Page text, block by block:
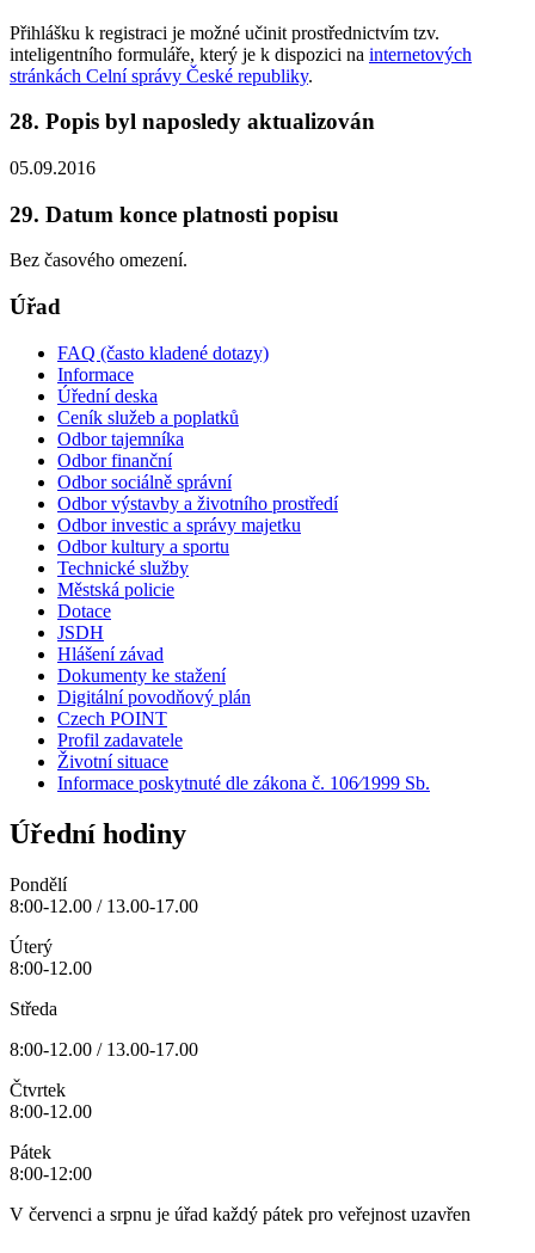
Přihlášku k registraci je možné učinit prostřednictvím tzv.
inteligentního formuláře, který je k dispozici na internetových
stránkách Celní správy České republiky.
28. Popis byl naposledy aktualizován
05.09.2016
29. Datum konce platnosti popisu
Bez časového omezení.
Úřad
FAQ (často kladené dotazy)
Informace
Úřední deska
Ceník služeb a poplatků
Odbor tajemníka
Odbor finanční
Odbor sociálně správní
Odbor výstavby a životního prostředí
Odbor investic a správy majetku
Odbor kultury a sportu
Technické služby
Městská policie
Dotace
JSDH
Hlášení závad
Dokumenty ke stažení
Digitální povodňový plán
Czech POINT
Profil zadavatele
Životní situace
Informace poskytnuté dle zákona č. 106⁄1999 Sb.
Úřední hodiny
Pondělí
8:00-12.00 / 13.00-17.00
Úterý
8:00-12.00
Středa
8:00-12.00 / 13.00-17.00
Čtvrtek
8:00-12.00
Pátek
8:00-12:00
V červenci a srpnu je úřad každý pátek pro veřejnost uzavřen